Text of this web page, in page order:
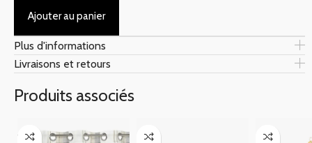
Ajouter au panier
Plus d'informations
Livraisons et retours
Produits associés